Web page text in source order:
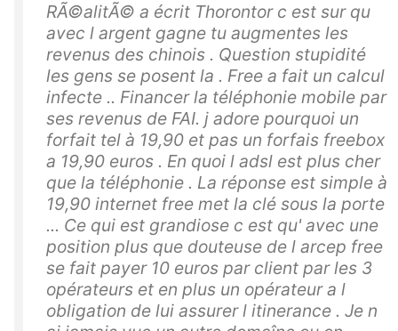
RÃ©alitÃ© a écrit Thorontor c est sur qu
avec l argent gagne tu augmentes les
revenus des chinois . Question stupidité
les gens se posent la . Free a fait un calcul
infecte .. Financer la téléphonie mobile par
ses revenus de FAI. j adore pourquoi un
forfait tel à 19,90 et pas un forfais freebox
a 19,90 euros . En quoi l adsl est plus cher
que la téléphonie . La réponse est simple à
19,90 internet free met la clé sous la porte
... Ce qui est grandiose c est qu' avec une
position plus que douteuse de l arcep free
se fait payer 10 euros par client par les 3
opérateurs et en plus un opérateur a l
obligation de lui assurer l itinerance . Je n